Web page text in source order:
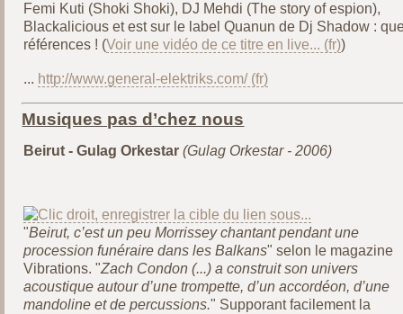
Femi Kuti (Shoki Shoki), DJ Mehdi (The story of espion),
Blackalicious et est sur le label Quanun de Dj Shadow :
références ! (Voir une vidéo de ce titre en live... )
... http://www.general-elektriks.com/
Musiques pas d’chez nous
Beirut - Gulag Orkestar (Gulag Orkestar - 2006)
"Beirut, c’est un peu Morrissey chantant pendant une
procession funéraire dans les Balkans" selon le magazine
Vibrations. "Zach Condon (...) a construit son univers
acoustique autour d’une trompette, d’un accordéon, d’une
mandoline et de percussions." Supporant facilement la